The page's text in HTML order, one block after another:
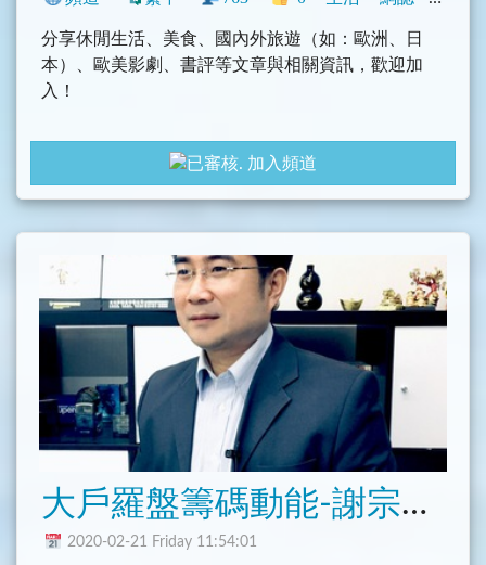
分享休閒生活、美食、國內外旅遊（如：歐洲、日
本）、歐美影劇、書評等文章與相關資訊，歡迎加
入！
個人網站 https://stillcarol.tw
Facebook https://bit.ly/stillcarolfb
加入頻道
大戶羅盤籌碼動能-謝宗霖老師
2020-02-21 Friday 11:54:01